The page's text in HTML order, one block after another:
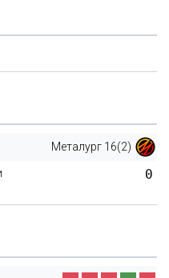
Металург 16(2)
0